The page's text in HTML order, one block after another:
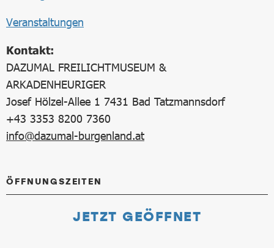
Veranstaltungen
Kontakt:
DAZUMAL FREILICHTMUSEUM &
ARKADENHEURIGER
Josef Hölzel-Allee 1 7431 Bad Tatzmannsdorf
+43 3353 8200 7360
info@dazumal-burgenland.at
ÖFFNUNGSZEITEN
JETZT GEÖFFNET